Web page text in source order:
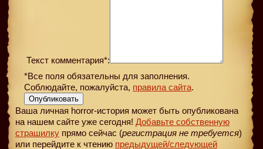
Текст комментария*:
*Все поля обязательны для заполнения.
Соблюдайте, пожалуйста, правила сайта.
Опубликовать
Ваша личная horror-история может быть опубликована
на нашем сайте уже сегодня! Добавьте собственную
страшилку прямо сейчас (регистрация не требуется)
или перейдите к чтению предыдущей/следующей